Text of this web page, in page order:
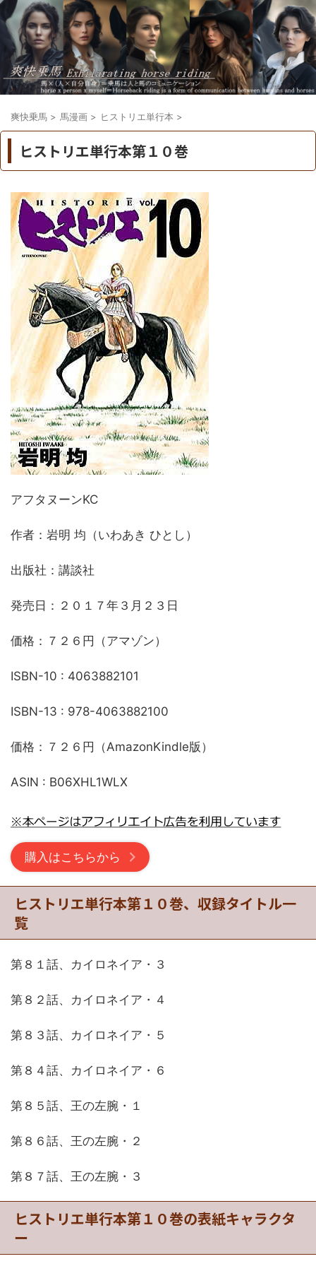
爽快乗馬 > 馬漫画 > ヒストリエ単行本 >
ヒストリエ単行本第１０巻
アフタヌーンKC
作者：岩明 均（いわあき ひとし）
出版社：講談社
発売日：２０１７年３月２３日
価格：７２６円（アマゾン）
ISBN-10 : 4063882101
ISBN-13 : 978-4063882100
価格：７２６円（AmazonKindle版）
ASIN : B06XHL1WLX
購入はこちらから
ヒストリエ単行本第１０巻、収録タイトル一
覧
第８１話、カイロネイア・３
第８２話、カイロネイア・４
第８３話、カイロネイア・５
第８４話、カイロネイア・６
第８５話、王の左腕・１
第８６話、王の左腕・２
第８７話、王の左腕・３
ヒストリエ単行本第１０巻の表紙キャラクタ
ー